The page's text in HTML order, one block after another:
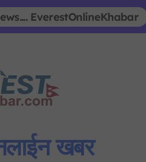
EverestOnlineKhabar
खबर